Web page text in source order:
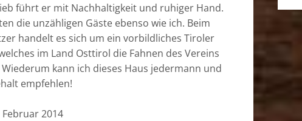
führt er mit Nachhaltigkeit und ruhiger Hand.
die unzähligen Gäste ebenso wie ich. Beim
handelt es sich um ein vorbildliches Tiroler
im Land Osttirol die Fahnen des Vereins
kann ich dieses Haus jedermann und
empfehlen!
2014